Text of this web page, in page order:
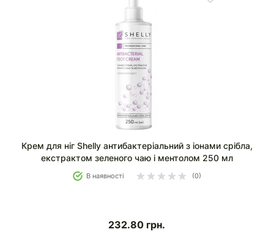
Крем для ніг Shelly антибактеріальний з іонами срібла,
екстрактом зеленого чаю і ментолом 250 мл
В наявності (0)
232.80 грн.